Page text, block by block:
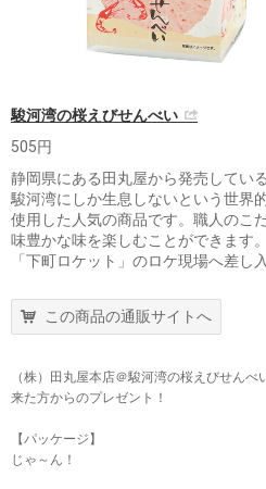
駿河湾の桜えびせんべい
505円
静岡県にある田丸屋から発売してい
駿河湾にしか生息しないという世界
使用した人気の商品です。職人のこ
味豊かな味を楽しむことができます
「下町ロケット」のロケ現場へ差し
この商品の通販サイトへ
（株）田丸屋本店＠駿河湾の桜えびせ
来た方からのプレゼント！
【パッケージ】
じゃ～ん！